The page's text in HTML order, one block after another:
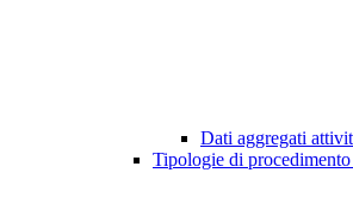
Dati aggregati
Tipologie di procedimento